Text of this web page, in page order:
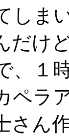
しま
だけ
、１
ペラ
さん